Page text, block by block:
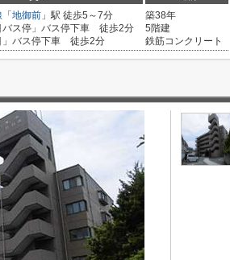
「 地御前 」駅 徒歩5～7分
バス停」バス停下車 徒歩2分
」バス停下車 徒歩2分
築38年
5階建
鉄筋コンクリート